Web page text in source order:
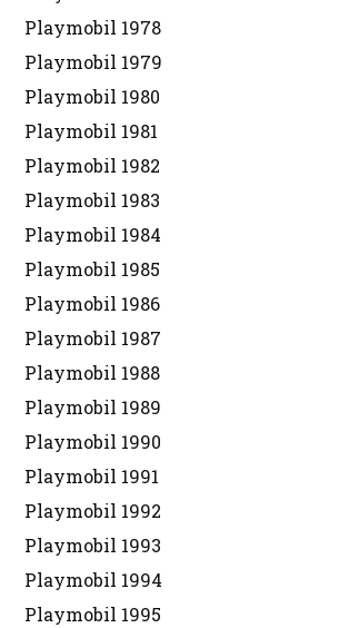
Playmobil 1978
Playmobil 1979
Playmobil 1980
Playmobil 1981
Playmobil 1982
Playmobil 1983
Playmobil 1984
Playmobil 1985
Playmobil 1986
Playmobil 1987
Playmobil 1988
Playmobil 1989
Playmobil 1990
Playmobil 1991
Playmobil 1992
Playmobil 1993
Playmobil 1994
Playmobil 1995